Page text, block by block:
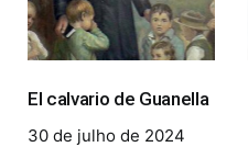
El calvario de Guanella
30 de julho de 2024